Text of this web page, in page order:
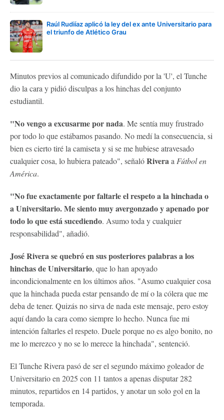
Raúl Rudiíaz aplicó la ley del ex ante Universitario para
el triunfo de Atlético Grau
Minutos previos al comunicado difundido por la 'U', el Tunche
dio la cara y pidió disculpas a los hinchas del conjunto
estudiantil.
"No vengo a excusarme por nada. Me sentía muy frustrado
por todo lo que estábamos pasando. No medí la consecuencia, si
bien es cierto tiré la camiseta y si se me hubiese atravesado
cualquier cosa, lo hubiera pateado", señalóRiveraa Fútbol en
América.
"No fue exactamente por faltarle el respeto a la hinchada o
a Universitario. Me siento muy avergonzado y apenado por
todo lo que está sucediendo. Asumo toda y cualquier
responsabilidad", añadió.
José Rivera se quebró en sus posteriores palabras a los
hinchas de Universitario, que lo han apoyado
incondicionalmente en los últimos años. "Asumo cualquier cosa
que la hinchada pueda estar pensando de mí o la cólera que me
deba de tener. Quizás no sirva de nada este mensaje, pero estoy
aquí dando la cara como siempre lo hecho. Nunca fue mi
intención faltarles el respeto. Duele porque no es algo bonito, no
me lo merezco y no se lo merece la hinchada", sentenció.
El Tunche Rivera pasó de ser el segundo máximo goleador de
Universitario en 2025 con 11 tantos a apenas disputar 282
minutos, repartidos en 14 partidos, y anotar un solo gol en la
temporada.